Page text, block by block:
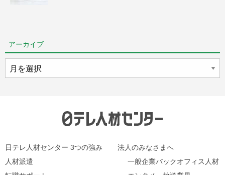
アーカイブ
ー
日テレ人材センター 3つの強み
人材派遣
法人のみなさまへ
一般企業バックオフィス人材